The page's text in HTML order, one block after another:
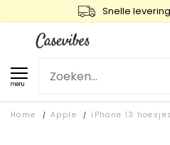
Snelle
menu
Home / Apple / iPhone 13 hoesjes